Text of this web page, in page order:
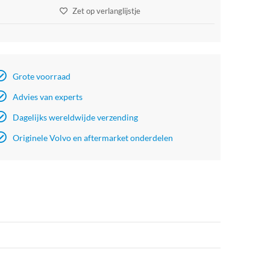
Zet op verlanglijstje
Grote voorraad
Advies van experts
Dagelijks wereldwijde verzending
Originele Volvo en aftermarket onderdelen